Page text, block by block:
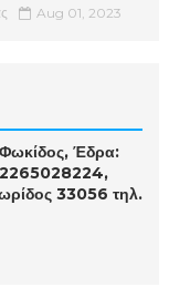
Aug 01, 2023
Έδρα:
33056 τηλ.